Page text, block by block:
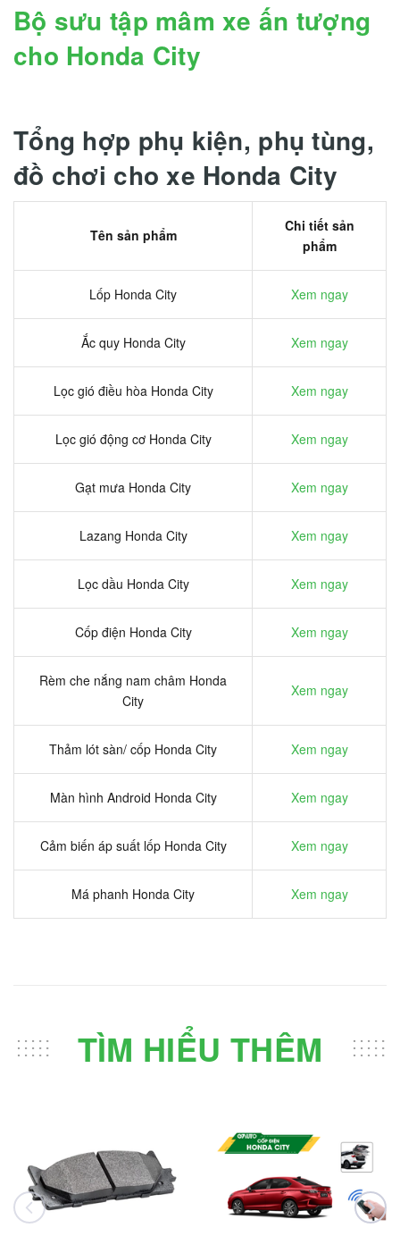
Bộ sưu tập mâm xe ấn tượng
cho Honda City
Tổng hợp phụ kiện, phụ tùng,
đồ chơi cho xe Honda City
Tên sản phẩm
Chi tiết sản
phẩm
Lốp Honda City Xem ngay
Ắc quy Honda City Xem ngay
Lọc gió điều hòa Honda City Xem ngay
Lọc gió động cơ Honda City Xem ngay
Gạt mưa Honda City Xem ngay
Lazang Honda City Xem ngay
Lọc dầu Honda City Xem ngay
Cốp điện Honda City Xem ngay
Rèm che nắng nam châm Honda
City
Xem ngay
Thảm lót sàn/ cốp Honda City Xem ngay
Màn hình Android Honda City Xem ngay
Cảm biến áp suất lốp Honda City Xem ngay
Má phanh Honda City Xem ngay
TÌM HIỂU THÊM